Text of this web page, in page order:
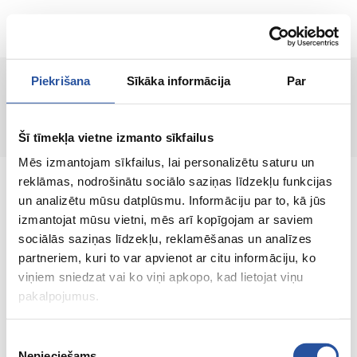
Piekrišana Sīkāka informācija Par
Šī tīmekļa vietne izmanto sīkfailus
Mēs izmantojam sīkfailus, lai personalizētu saturu un
reklāmas, nodrošinātu sociālo saziņas līdzekļu funkcijas
un analizētu mūsu datplūsmu. Informāciju par to, kā jūs
izmantojat mūsu vietni, mēs arī kopīgojam ar saviem
sociālās saziņas līdzekļu, reklamēšanas un analīzes
partneriem, kuri to var apvienot ar citu informāciju, ko
viņiem sniedzat vai ko viņi apkopo, kad lietojat viņu
pakalpojumus.
ET
Toodet ei leitud!
Veebipoodi soodsate hindade ja kvaliteetsete
toodetega, kus kliendi rahulolu on meie
peamine väärtus.
Koik sinu kodu ja aia jaoks!